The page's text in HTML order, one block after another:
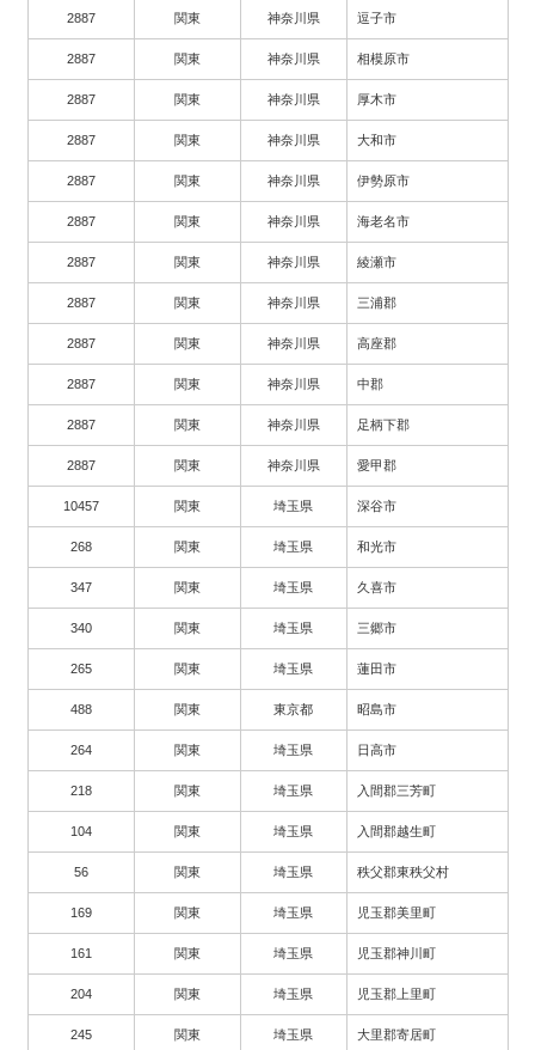
2887 関東 神奈川県 逗子市
2887 関東 神奈川県 相模原市
2887 関東 神奈川県 厚木市
2887 関東 神奈川県 大和市
2887 関東 神奈川県 伊勢原市
2887 関東 神奈川県 海老名市
2887 関東 神奈川県 綾瀬市
2887 関東 神奈川県 三浦郡
2887 関東 神奈川県 高座郡
2887 関東 神奈川県 中郡
2887 関東 神奈川県 足柄下郡
2887 関東 神奈川県 愛甲郡
10457 関東 埼玉県 深谷市
268 関東 埼玉県 和光市
347 関東 埼玉県 久喜市
340 関東 埼玉県 三郷市
265 関東 埼玉県 蓮田市
488 関東 東京都 昭島市
264 関東 埼玉県 日高市
218 関東 埼玉県 入間郡三芳町
104 関東 埼玉県 入間郡越生町
56 関東 埼玉県 秩父郡東秩父村
169 関東 埼玉県 児玉郡美里町
161 関東 埼玉県 児玉郡神川町
204 関東 埼玉県 児玉郡上里町
245 関東 埼玉県 大里郡寄居町